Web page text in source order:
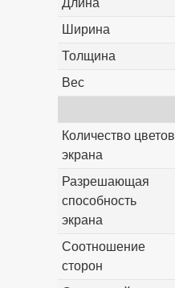
Ширина
Толщина
Вес
Количество цветов
экрана
Разрешающая
способность
экрана
Соотношение
сторон